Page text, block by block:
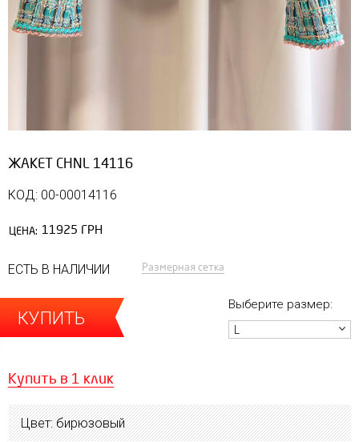
ЖАКЕТ CHNL 14116
КОД: 00-00014116
ЦЕНА: 11925 ГРН
ЕСТЬ В НАЛИЧИИ Размерная сетка
КУПИТЬ
Выберите размер:
Купить в 1 клик
Цвет: бирюзовый